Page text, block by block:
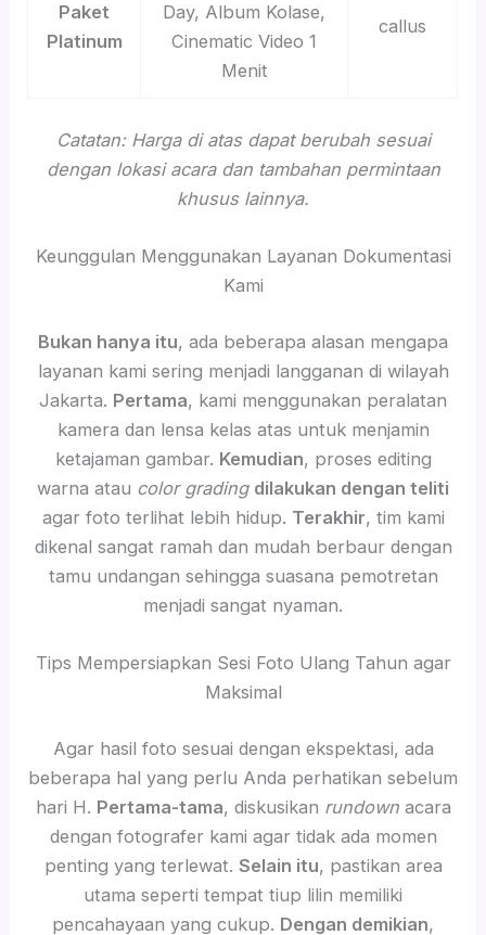
Paket
Platinum
Day, Album Kolase,
Cinematic Video 1
Menit
callus
Catatan: Harga di atas dapat berubah sesuai
dengan lokasi acara dan tambahan permintaan
khusus lainnya.
Keunggulan Menggunakan Layanan Dokumentasi
Kami
Bukan hanya itu, ada beberapa alasan mengapa
layanan kami sering menjadi langganan di wilayah
Jakarta. Pertama, kami menggunakan peralatan
kamera dan lensa kelas atas untuk menjamin
ketajaman gambar. Kemudian, proses editing
warna atau color grading dilakukan dengan teliti
agar foto terlihat lebih hidup. Terakhir, tim kami
dikenal sangat ramah dan mudah berbaur dengan
tamu undangan sehingga suasana pemotretan
menjadi sangat nyaman.
Tips Mempersiapkan Sesi Foto Ulang Tahun agar
Maksimal
Agar hasil foto sesuai dengan ekspektasi, ada
beberapa hal yang perlu Anda perhatikan sebelum
hari H. Pertama-tama, diskusikan rundownacara
dengan fotografer kami agar tidak ada momen
penting yang terlewat. Selain itu, pastikan area
utama seperti tempat tiup lilin memiliki
pencahayaan yang cukup. Dengan demikian,